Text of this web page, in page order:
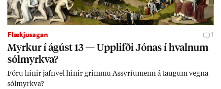
Flækjusagan 1
Myrk­ur í ág­úst 13 — Upp­lifði Jón­as í hvaln­um
sól­myrkva?
Fóru hinir jafn­vel hinir grimmu Ass­yríu­menn á taug­um vegna
sól­myrkva?